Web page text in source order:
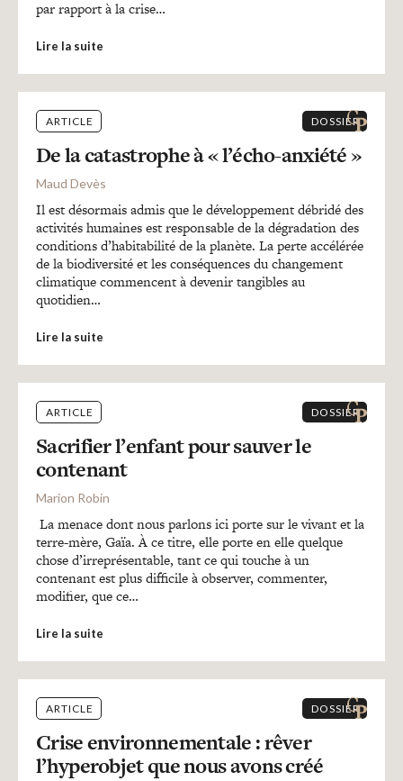
par rapport à la crise…
Lire la suite
ARTICLE DOSSIER
De la catastrophe à « l’écho-anxiété »
Maud Devès
Il est désormais admis que le développement débridé des
activités humaines est responsable de la dégradation des
conditions d’habitabilité de la planète. La perte accélérée
de la biodiversité et les conséquences du changement
climatique commencent à devenir tangibles au
quotidien…
Lire la suite
ARTICLE DOSSIER
Sacrifier l’enfant pour sauver le
contenant
Marion Robin
La menace dont nous parlons ici porte sur le vivant et la
terre-mère, Gaïa. À ce titre, elle porte en elle quelque
chose d’irreprésentable, tant ce qui touche à un
contenant est plus difficile à observer, commenter,
modifier, que ce…
Lire la suite
ARTICLE DOSSIER
Crise environnementale : rêver
l’hyperobjet que nous avons créé